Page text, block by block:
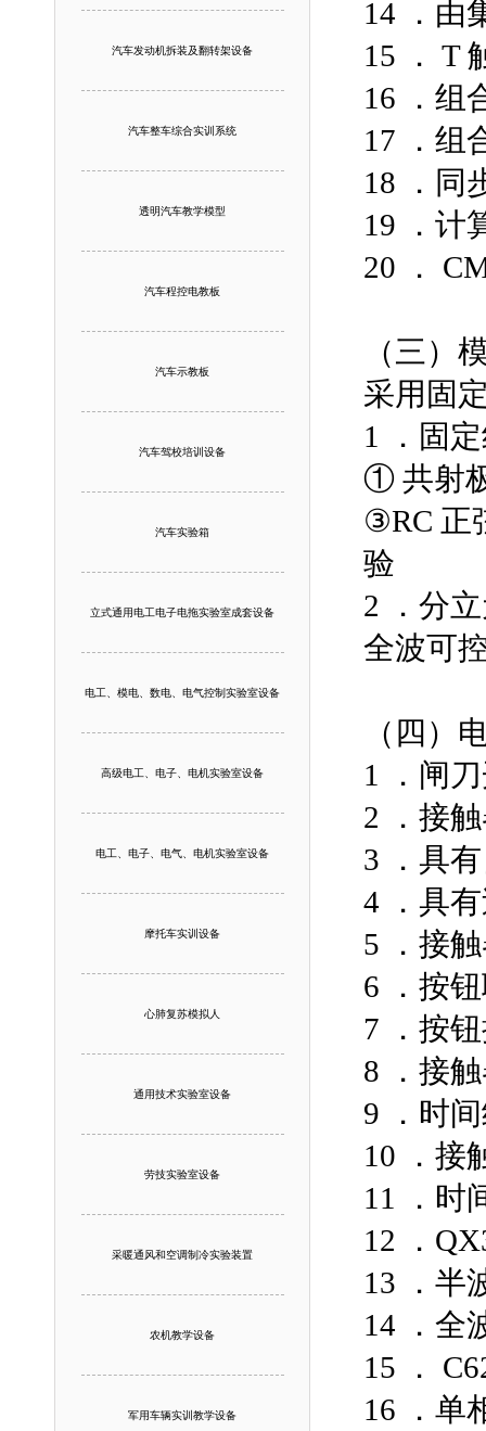
汽车发动机拆装及翻转架设备
汽车整车综合实训系统
透明汽车教学模型
汽车程控电教板
汽车示教板
汽车驾校培训设备
汽车实验箱
立式通用电工电子电拖实验室成套设备
电工、模电、数电、电气控制实验室设备
高级电工、电子、电机实验室设备
电工、电子、电气、电机实验室设备
摩托车实训设备
心肺复苏模拟人
通用技术实验室设备
劳技实验室设备
采暖通风和空调制冷实验装置
农机教学设备
军用车辆实训教学设备
14 ．由
15 ． T
16 ．组
17 ．组
18 ．同
19 ．计
20 ．
（三）
采用固
1 ．固
① 共射
③RC 正
验
2 ．分
全波可
（四）
1 ．闸
2 ．接
3 ．具
4 ．具
5 ．接
6 ．按
7 ．按
8 ．接
9 ．时
10 ．接
11 ．时
12 ．
13 ．半
14 ．全
15 ．
16 ．单